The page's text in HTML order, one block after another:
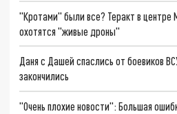
"Кротами" были все? Теракт в центре
охотятся "живые дроны"
Даня с Дашей спаслись от боевиков
закончились
"Очень плохие новости": Большая